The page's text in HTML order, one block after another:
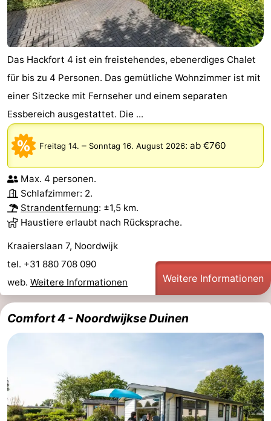
Das Hackfort 4 ist ein freistehendes, ebenerdiges Chalet
für bis zu 4 Personen. Das gemütliche Wohnzimmer ist mit
einer Sitzecke mit Fernseher und einem separaten
Essbereich ausgestattet. Die ...
Freitag 14. – Sonntag 16. August 2026: ab €760
Max. 4 personen.
Schlafzimmer: 2.
Strandentfernung: ±1,5 km.
Haustiere erlaubt nach Rücksprache.
Kraaierslaan 7, Noordwijk
tel. +31 880 708 090
web. Weitere Informationen Weitere Informationen
Comfort 4 - Noordwijkse Duinen